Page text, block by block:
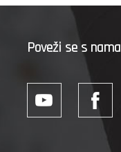
Poveži se s nama